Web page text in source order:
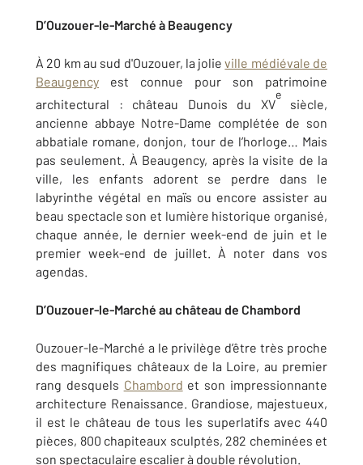
D’Ouzouer-le-Marché à Beaugency
À 20 km au sud d'Ouzouer, la jolieville médiévale de
Beaugency est connue pour son patrimoine
architectural : château Dunois du XV
e
siècle,
ancienne abbaye Notre-Dame complétée de son
abbatiale romane, donjon, tour de l’horloge… Mais
pas seulement. À Beaugency, après la visite de la
ville, les enfants adorent se perdre dans le
labyrinthe végétal en maïs ou encore assister au
beau spectacle son et lumière historique organisé,
chaque année, le dernier week-end de juin et le
premier week-end de juillet. À noter dans vos
agendas.
D’Ouzouer-le-Marché au château de Chambord
Ouzouer-le-Marché a le privilège d’être très proche
des magnifiques châteaux de la Loire, au premier
rang desquels Chambord et son impressionnante
architecture Renaissance. Grandiose, majestueux,
il est le château de tous les superlatifs avec 440
pièces, 800 chapiteaux sculptés, 282 cheminées et
son spectaculaire escalier à double révolution.